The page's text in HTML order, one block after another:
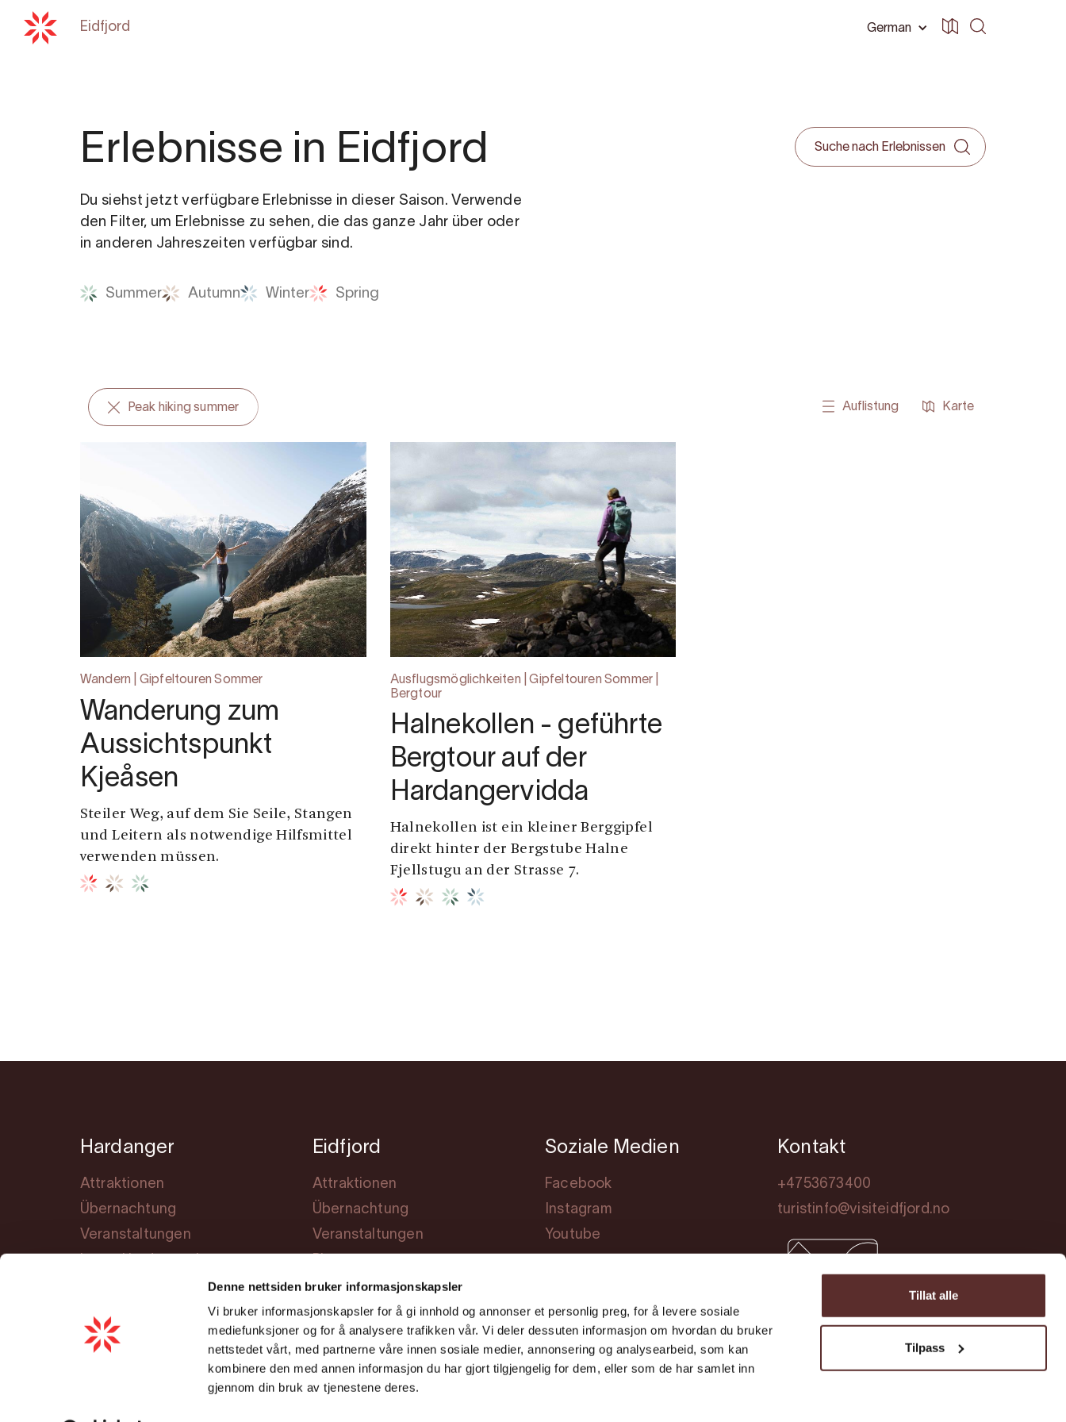
Denne nettsiden bruker informasjonskapsler
Vi bruker informasjonskapsler for å gi innhold og annonser et personlig preg, for å levere sosiale
mediefunksjoner og for å analysere trafikken vår. Vi deler dessuten informasjon om hvordan du bruker
nettstedet vårt, med partnerne våre innen sosiale medier, annonsering og analysearbeid, som kan
kombinere den med annen informasjon du har gjort tilgjengelig for dem, eller som de har samlet inn
gjennom din bruk av tjenestene deres.
Tillat alle
Tilpass
German
Eidfjord
Erlebnisse in Eidfjord
Du siehst jetzt verfügbare Erlebnisse in dieser Saison. Verwende
den Filter, um Erlebnisse zu sehen, die das ganze Jahr über oder
in anderen Jahreszeiten verfügbar sind.
Summer Autumn Winter Spring
Peak hiking summer Auflistung Karte
Wandern | Gipfeltouren Sommer
Wanderung zum
Aussichtspunkt
Kjeåsen
Steiler Weg, auf dem Sie Seile, Stangen
und Leitern als notwendige Hilfsmittel
verwenden müssen.
Ausflugsmöglichkeiten | Gipfeltouren Sommer |
Bergtour
Halnekollen - geführte
Bergtour auf der
Hardangervidda
Halnekollen ist ein kleiner Berggipfel
direkt hinter der Bergstube Halne
Fjellstugu an der Strasse 7.
Hardanger
Attraktionen
Übernachtung
Veranstaltungen
Eidfjord
Attraktionen
Übernachtung
Veranstaltungen
Soziale Medien
Facebook
Instagram
Youtube
Kontakt
+4753673400
turistinfo@visiteidfjord.no